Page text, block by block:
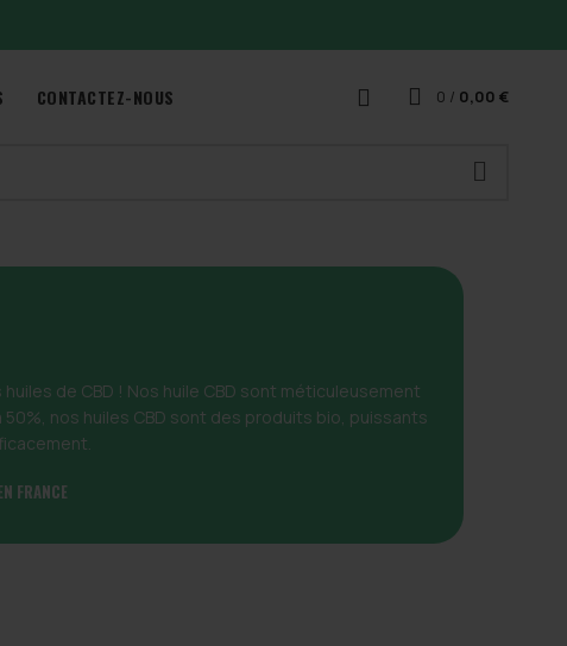
CONTACTEZ-NOUS 0 / 0,00 €
de CBD ! Nos huile CBD sont méticuleusement
nos huiles CBD sont des produits bio, puissants
FRANCE